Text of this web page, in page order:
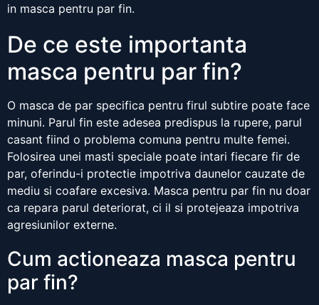
in masca pentru par fin.
De ce este importanta
masca pentru par fin?
O masca de par specifica pentru firul subtire poate face
minuni. Parul fin este adesea predispus la rupere, parul
casant fiind o problema comuna pentru multe femei.
Folosirea unei masti speciale poate intari fiecare fir de
par, oferindu-i protectie impotriva daunelor cauzate de
mediu si coafare excesiva. Masca pentru par fin nu doar
ca repara parul deteriorat, ci il si protejeaza impotriva
agresiunilor externe.
Cum actioneaza masca pentru
par fin?